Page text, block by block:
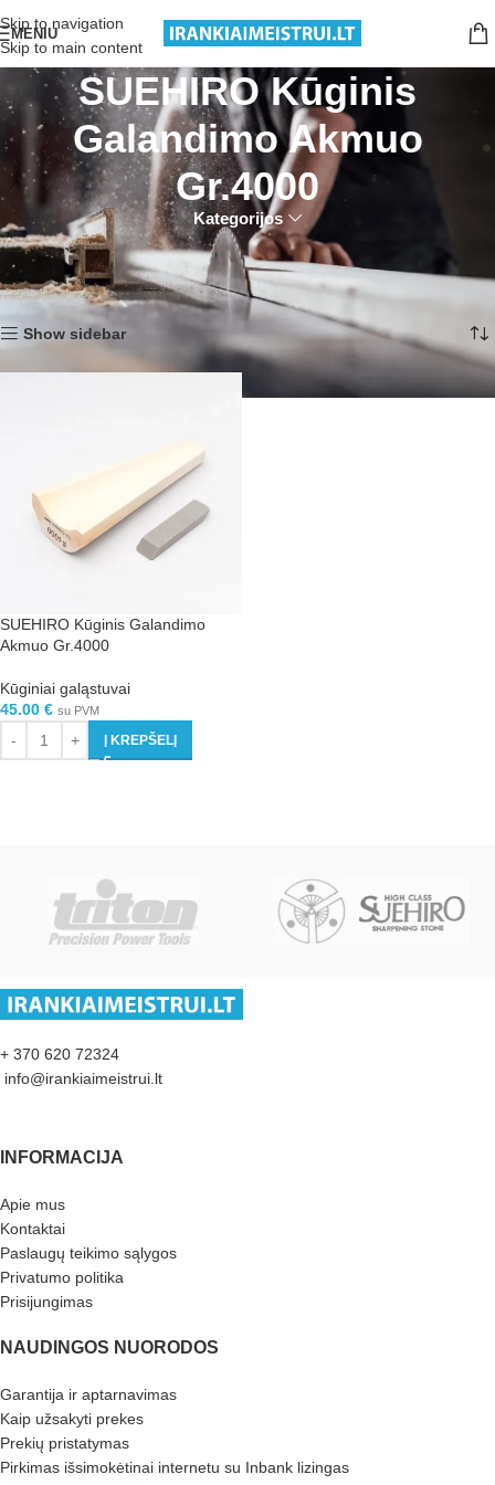
Skip to navigation
Skip to main content
MENIU
SUEHIRO Kūginis
Galandimo Akmuo
Gr.4000
Kategorijos
Pradžia
Produktai su žymomis “SUEHIRO Kūginis Galandimo Akmuo Gr.4000”
Rezultatų: 1
Show sidebar
SUEHIRO Kūginis Galandimo
Akmuo Gr.4000
Kūginiai galąstuvai
45.00 € su PVM
Į KREPŠELĮ
+ 370 620 72324
info@irankiaimeistrui.lt
INFORMACIJA
Apie mus
Kontaktai
Paslaugų teikimo sąlygos
Privatumo politika
Prisijungimas
NAUDINGOS NUORODOS
Garantija ir aptarnavimas
Kaip užsakyti prekes
Prekių pristatymas
Pirkimas išsimokėtinai internetu su Inbank lizingas